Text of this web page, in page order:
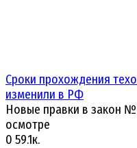
Сроки прохождения
изменили в РФ
Новые правки в закон
осмотре
0 59.1к.